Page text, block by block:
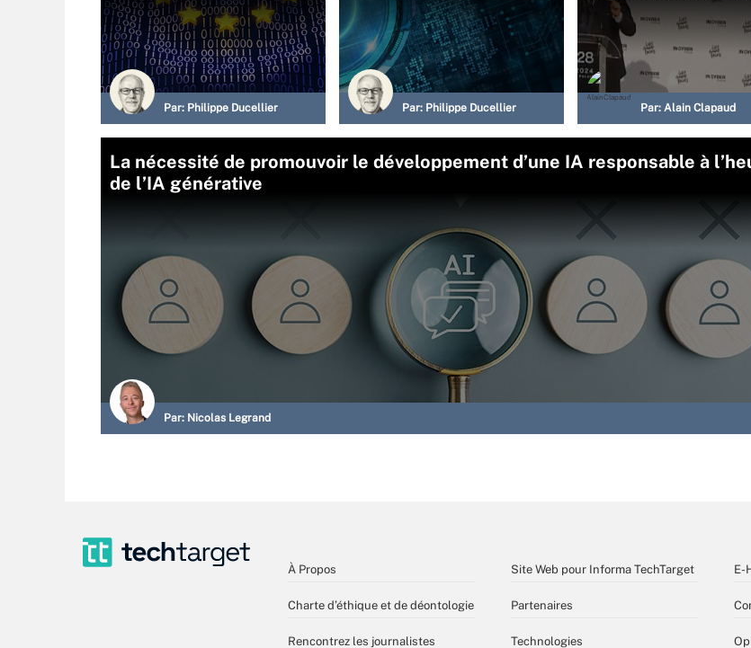
Par: Philippe Ducellier Par: Philippe Ducellier Par: Alain Clapaud
La nécessité de promouvoir le développement d’une IA responsable à
de l’IA générative
Par: Nicolas Legrand
À Propos
Charte d’éthique et de déontologie
Rencontrez les journalistes
Site Web pour Informa TechTarget
Partenaires
Technologies
E-